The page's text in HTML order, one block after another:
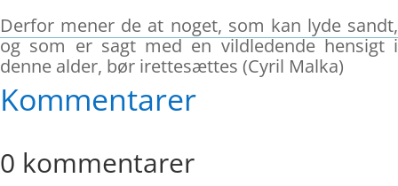
Derfor mener de at noget, som kan lyde sandt,
og som er sagt med en vildledende hensigt i
denne alder, bør irettesættes (Cyril Malka)
Kommentarer
0 kommentarer